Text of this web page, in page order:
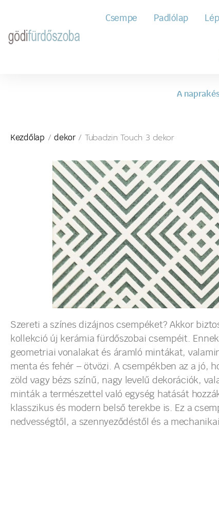
Csempe Padlólap
A
Kezdőlap /dekor/ Tubadzin Touch 3 dekor
Szereti a színes dizájnos csempéket? Akkor
kollekció új kerámia fürdőszobai csempéit.
geometriai vonalakat és áramló mintákat,
menta és fehér – ötvözi. A csempékben az a jó,
zöld vagy bézs színű, nagy levelű dekorációk,
minták a természettel való egység hatását
klasszikus és modern belső terekbe is. Ez a
nedvességtől, a szennyeződéstől és a